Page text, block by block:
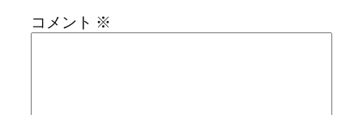
コメント ※